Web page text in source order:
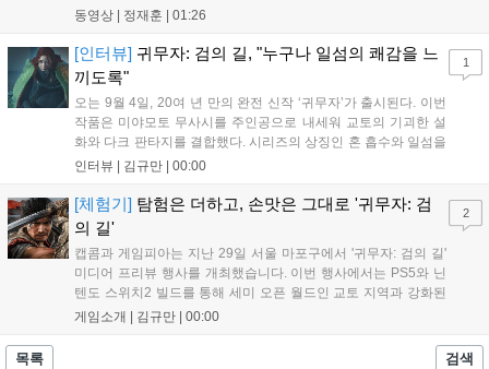
Xbox Series X|S에서 4K 60FPS를 지원한다. 또한 편의성 개선과 함께
리를 제공한다....
동영상 | 정재훈 | 01:26
[인터뷰] 귀무자: 검의 길, "누구나 일섬의 쾌감을 느
끼도록"
오는 9월 4일, 20여 년 만의 완전 신작 ‘귀무자’가 출시된다. 이번
작품은 미야모토 무사시를 주인공으로 내세워 교토의 기괴한 설
화와 다크 판타지를 결합했다. 시리즈의 상징인 혼 흡수와 일섬을
계승하면서도, 현대적인 검극 액션과 '무너뜨리기 일섬'을 더해 전
택에 따른 사무라이 액션을 구현하고자 했으며, 실제 검술 전문가
의 모션 캡처를 통해 리얼리티를 극대화했다. 세계관을 새롭게 재
구성한 이번 신작은 기존 시리즈와 설정은 다르지만, 특유의 통쾌
한 손맛과 다크 판타지 분위기를 충실히 담아내어 시리즈 팬과 신
규 이용자 모두에게 새로운 재미를 선사할 예정이다....
인터뷰 | 김규만 | 00:00
1
[체험기] 탐험은 더하고, 손맛은 그대로 '귀무자: 검
의 길'
캡콤과 게임피아는 지난 29일 서울 마포구에서 '귀무자: 검의 길'
미디어 프리뷰 행사를 개최했습니다. 이번 행사에서는 PS5와 닌
텐도 스위치2 빌드를 통해 세미 오픈 월드인 교토 지역과 강화된
액션 시스템을 공개했습니다. 주인공 미야모토 무사시가 오니를
가 특징입니다. 정식 출시를 앞두고 탄탄한 게임성을 선보여 기대
게임소개 | 김규만 | 00:00
2
목록 검색